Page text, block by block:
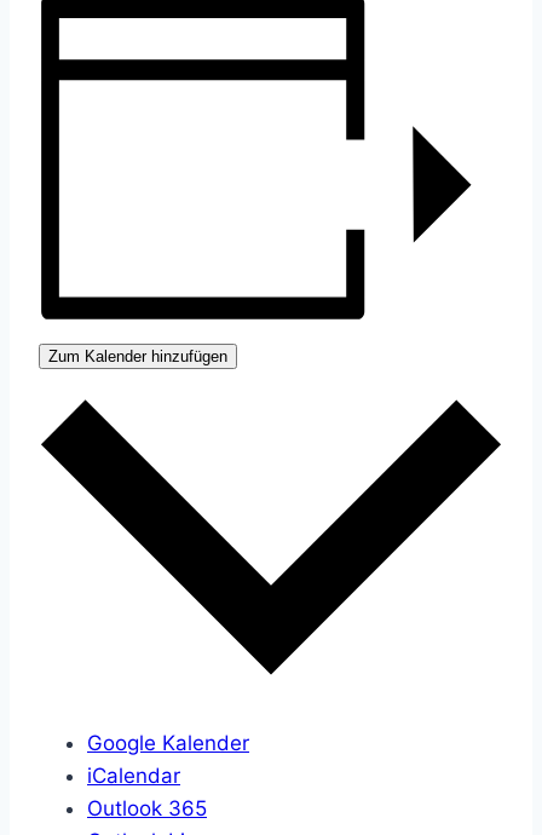
Zum Kalender hinzufügen
Google Kalender
iCalendar
Outlook 365